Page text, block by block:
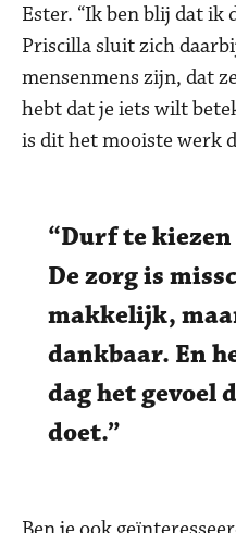
Ester. “Ik ben blij dat ik
Priscilla sluit zich
mensenmens zijn, dat
hebt dat je iets wilt
is dit het mooiste werk
Durf te
De zorg is
makkelijk,
dankbaar. En
dag het gevoel
doet.